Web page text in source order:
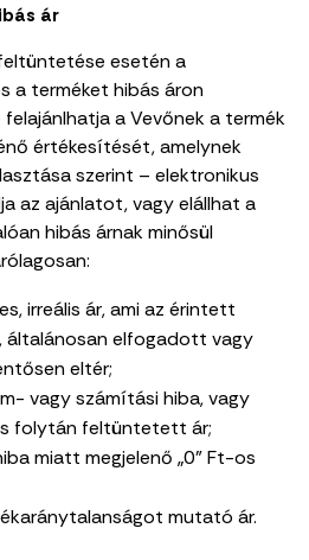
ár
esetén a
a terméket hibás áron
a Vevőnek a termék
értékesítését, amelynek
szerint – elektronikus
az ajánlatot, vagy elállhat a
hibás árnak minősül
irreális ár, ami az érintett
általánosan elfogadott vagy
eltér;
vagy számítási hiba, vagy
folytán feltüntetett ár;
miatt megjelenő „0” Ft-os
mutató ár.